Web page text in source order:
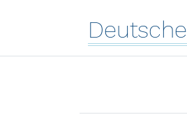
Deutsche